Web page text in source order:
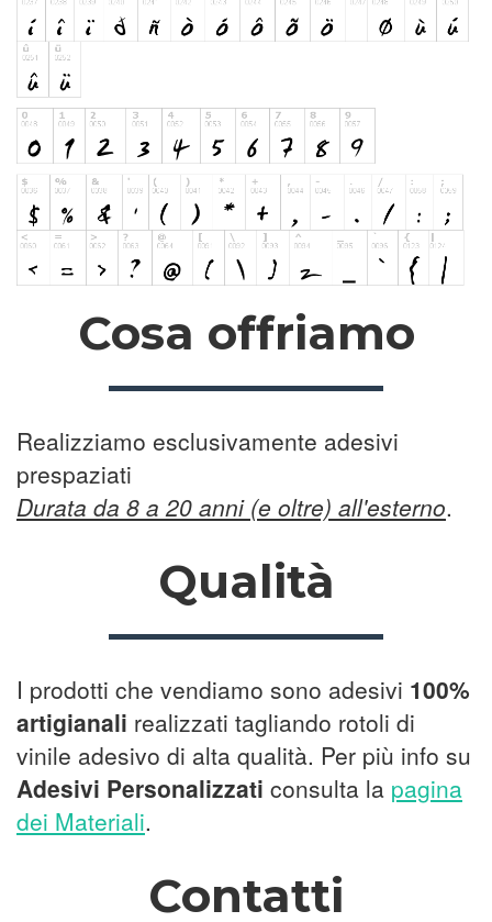
Cosa offriamo
Realizziamo esclusivamente adesivi
prespaziati
Durata da 8 a 20 anni (e oltre) all'esterno.
Qualità
I prodotti che vendiamo sono adesivi 100%
artigianali realizzati tagliando rotoli di
vinile adesivo di alta qualità. Per più info su
Adesivi Personalizzati consulta la pagina
dei Materiali.
Contatti